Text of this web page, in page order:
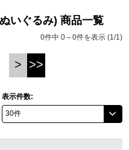
同好会
いぐるみ) 商品一覧
0件中 0～0件を表示 (1/1)
> >>
表示件数: